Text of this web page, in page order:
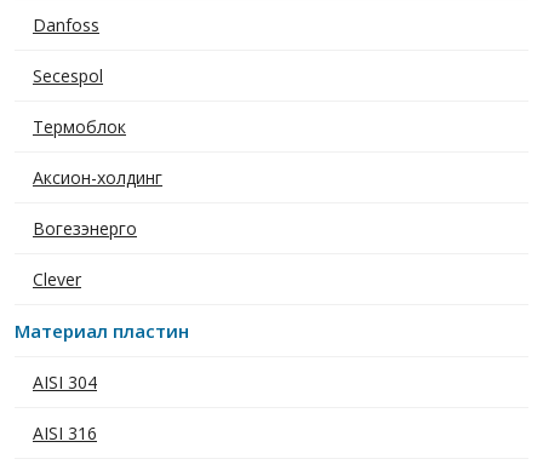
Danfoss
Secespol
Термоблок
Аксион-холдинг
Вогезэнерго
Clever
Материал пластин
AISI 304
AISI 316